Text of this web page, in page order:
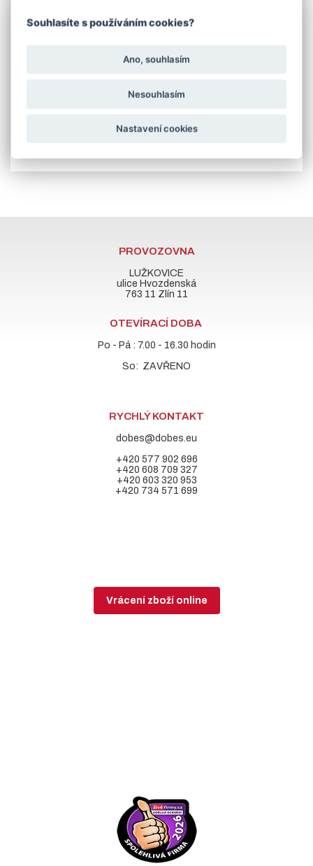
Pro stavbu plotu na betonový základ nabízíme
Plotny pod vzpěry jsou vyrobeny zplechu o síle stěny
žárový zineknebogalvanický zinek +
PROVOZOVNA
LUŽKOVICE
ulice Hvozdenská
763 11 Zlín 11
OTEVÍRACÍ DOBA
Po - Pá : 7.00 - 16.30 hodin
So: ZAVŘENO
RYCHLÝ KONTAKT
dobes@dobes.eu
+420 577 902 696
+420 608 709 327
+420 603 320 953
+420 734 571 699
Vrácení zboží online
Souhlasíte s používáním cookies?
Ano, souhlasím
Nesouhlasím
Nastavení cookies